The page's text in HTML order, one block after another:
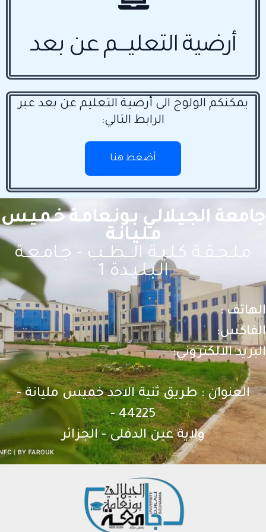
أرضية التعليــــم عن بعد
يمكنكم الولوج الى أرضية التعليم عن بعد عبر
الرابط التالي:
أضغط هنا
جامعة الجـيـلالـي بـونـعامـة خـمـيـس
مـلـيـانـة
مـلـحـقـة كـلـيـة الـــطــب - جـامـعـة
الـبـلـيـدة 1
الهاتف :
الفاكس:
البريد الالكتروني:
العنوان : طريق ثنية الاحد خميس مليانة -
44225 -
ولاية عين الدفلى - الجزائر